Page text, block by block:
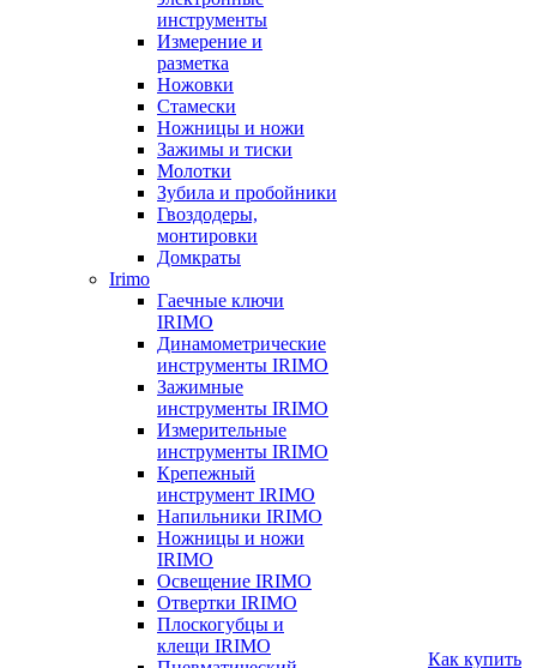
инструменты
Измерение и
разметка
Ножовки
Стамески
Ножницы и ножи
Зажимы и тиски
Молотки
Зубила и пробойники
Гвоздодеры,
монтировки
Домкраты
Irimo
Гаечные ключи
IRIMO
Динамометрические
инструменты IRIMO
Зажимные
инструменты IRIMO
Измерительные
инструменты IRIMO
Крепежный
инструмент IRIMO
Напильники IRIMO
Ножницы и ножи
IRIMO
Освещение IRIMO
Отвертки IRIMO
Плоскогубцы и
клещи IRIMO
Как купить